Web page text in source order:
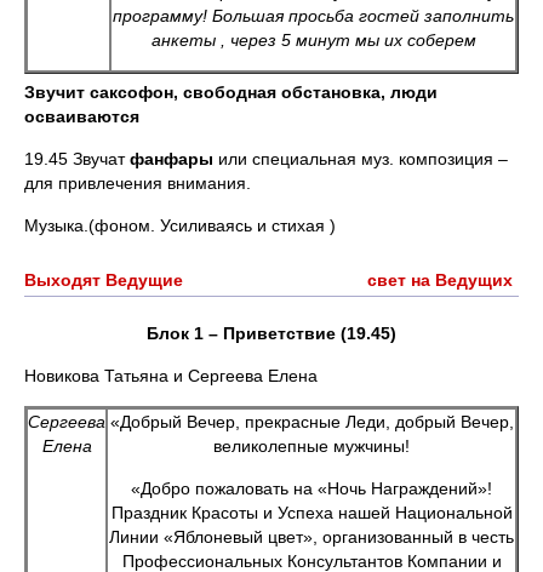
программу! Большая просьба гостей заполнить
анкеты , через 5 минут мы их соберем
Звучит саксофон, свободная обстановка, люди
осваиваются
19.45 Звучатфанфары или специальная муз. композиция –
для привлечения внимания.
Музыка.(фоном. Усиливаясь и стихая )
Выходят Ведущие свет на Ведущих
Блок 1 – Приветствие (19.45)
Новикова Татьяна и Сергеева Елена
Сергеева
Елена
«Добрый Вечер, прекрасные Леди, добрый Вечер,
великолепные мужчины!
«Добро пожаловать на «Ночь Награждений»!
Праздник Красоты и Успеха нашей Национальной
Линии «Яблоневый цвет», организованный в честь
Профессиональных Консультантов Компании и